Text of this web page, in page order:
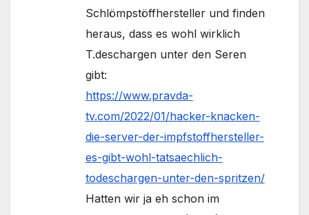
Schlömpstöffhersteller und finden
heraus, dass es wohl wirklich
T.deschargen unter den Seren
gibt:
https://www.pravda-
tv.com/2022/01/hacker-knacken-
die-server-der-impfstoffhersteller-
es-gibt-wohl-tatsaechlich-
todeschargen-unter-den-spritzen/
Hatten wir ja eh schon im